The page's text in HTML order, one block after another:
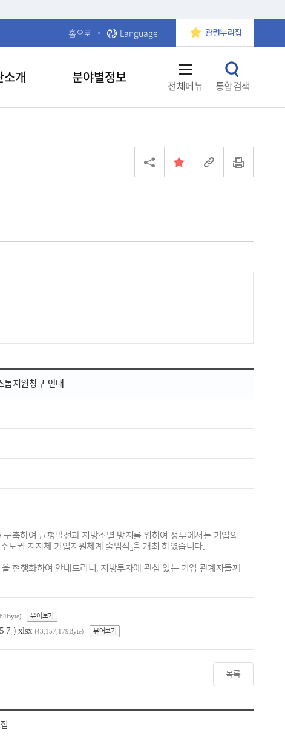
홈으로 Language 관련누리집
소개 분야별정보 전체메뉴 통합검색
톱지원창구 안내
축하여 균형발전과 지방소멸 방지를 위하여 정부에서는 기업의
도권 지자체 기업지원체계 출범식」을 개최 하였습니다.
현행화하여 안내드리니, 지방투자에 관심 있는 기업 관계자들께
뷰어보기
(43,157,179Byte) 뷰어보기
목록